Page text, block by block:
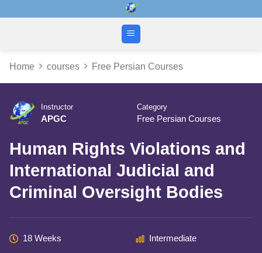
Home courses Free Persian Courses
Instructor
APGC
Category
Free Persian Courses
Human Rights Violations and
International Judicial and
Criminal Oversight Bodies
18 Weeks Intermediate